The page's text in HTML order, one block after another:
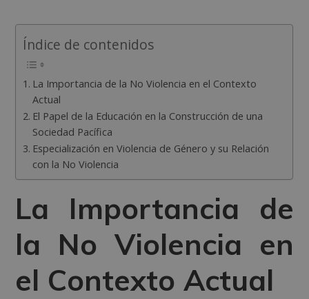
Índice de contenidos
La Importancia de la No Violencia en el Contexto
Actual
El Papel de la Educación en la Construcción de una
Sociedad Pacífica
Especialización en Violencia de Género y su Relación
con la No Violencia
La Importancia de
la No Violencia en
el Contexto Actual